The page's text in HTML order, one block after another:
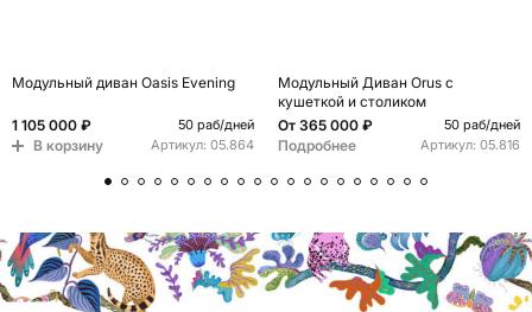
Модульный диван Oasis Evening
1 105 000 ₽ 50 раб/дней
В корзину Артикул: 05.864
Модульный Диван Orus с
кушеткой и столиком
От 365 000 ₽ 50 раб/дней
Подробнее Артикул: 05.816